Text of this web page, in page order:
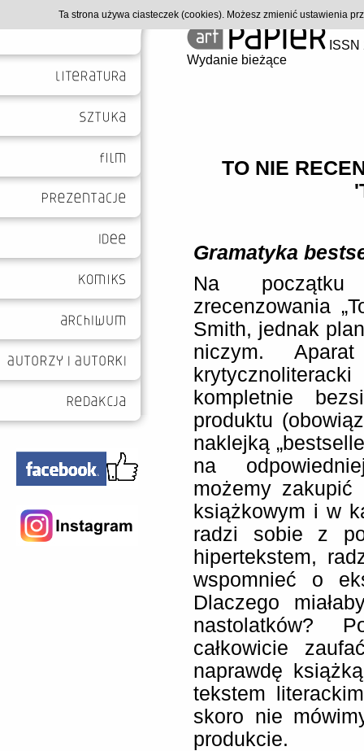
Wydanie bieżące
TO NIE
Gramatyka
Na
zrecenzowania
Smith, jednak
niczym.
kompletnie
produktu
naklejką
na
możemy
książkowym i w
radzi sobie z
hipertekstem,
wspomnieć o
Dlaczego
nastolatków?
całkowicie
naprawdę
tekstem
skoro nie
produkcie.
Ta strona używa ciasteczek (cookies). Możesz zmienić ustawienia